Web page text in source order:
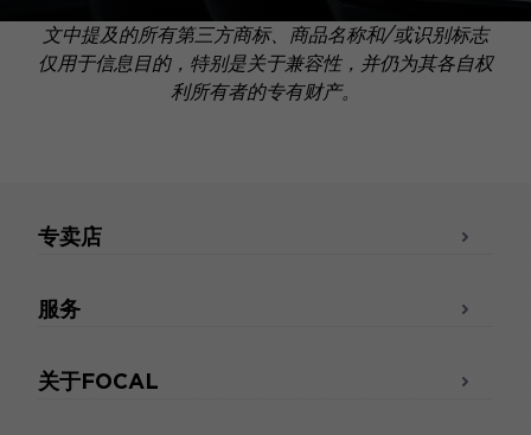
文中提及的所有第三方商标、商品名称和/或识别标志
仅用于信息目的，特别是关于兼容性，并仍为其各自权
利所有者的专有财产。
专卖店
服务
关于FOCAL